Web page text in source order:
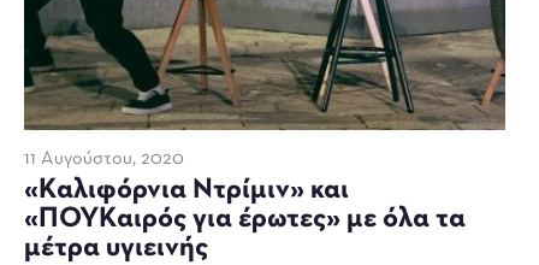
11 Αυγούστου, 2020
«Καλιφόρνια Ντρίμιν» και
«ΠΟΥΚαιρός για έρωτες» με όλα τα
μέτρα υγιεινής